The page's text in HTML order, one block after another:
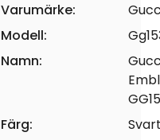
Varumärke:
Modell:
Namn:
Färg: